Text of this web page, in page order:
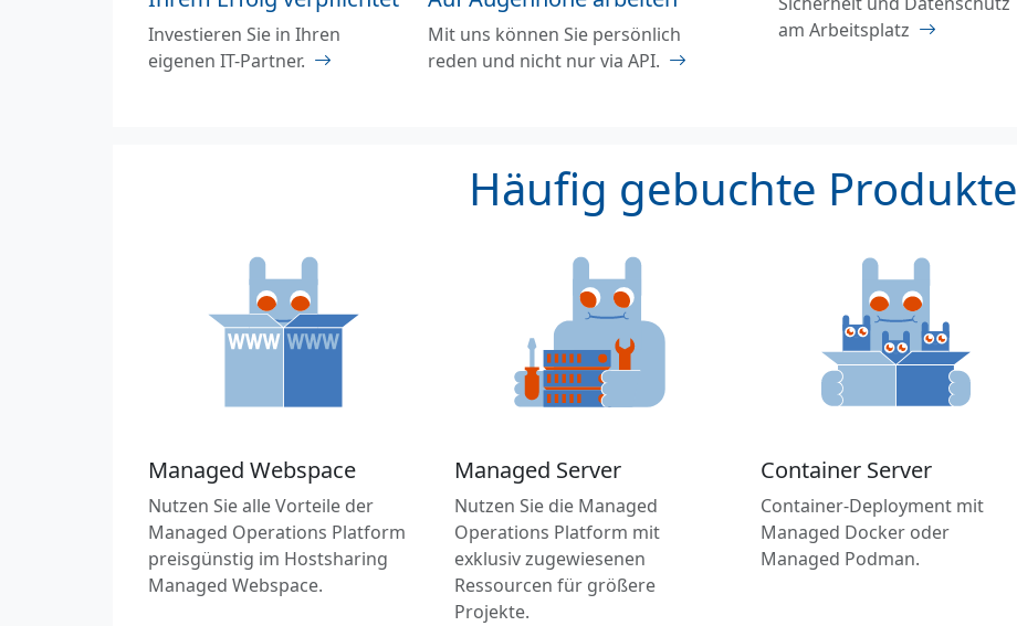
Investieren Sie in Ihren
eigenen IT-Partner.
Mit uns können Sie persönlich
reden und nicht nur via API.
am Arbeitsplatz
Häufig gebuchte Produkte
Managed Webspace
Nutzen Sie alle Vorteile der
Managed Operations Platform
preisgünstig im Hostsharing
Managed Webspace.
Managed Server
Nutzen Sie die Managed
Operations Platform mit
exklusiv zugewiesenen
Ressourcen für größere
Projekte.
Container Server
Container-Deployment mit
Managed Docker oder
Managed Podman.